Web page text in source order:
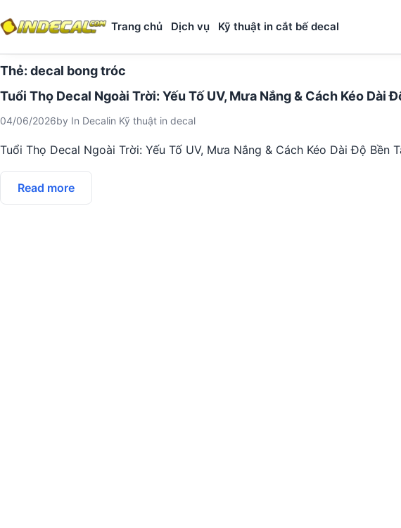
Trang chủ Dịch vụ Kỹ thuật in cắt bế decal
Thẻ: decal bong tróc
Tuổi Thọ Decal Ngoài Trời: Yếu Tố UV, Mưa Nắng & Cách Kéo Dài
04/06/2026by In Decalin Kỹ thuật in decal
Tuổi Thọ Decal Ngoài Trời: Yếu Tố UV, Mưa Nắng & Cách Kéo Dài Độ
Read more